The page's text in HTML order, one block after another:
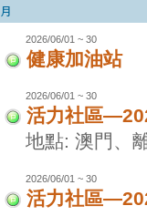
2026/06/01 ~ 30
健康加油站
2026/06/01 ~ 30
活力社區
地點: 澳門、
2026/06/01 ~ 30
活力社區